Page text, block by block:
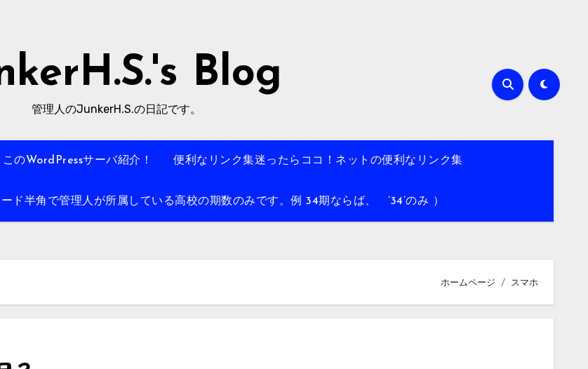
Blog
管理人のJunkerH.S.の日記です。
このWordPressサーバ紹介！ 便利なリンク集迷ったらココ！ネットの便利なリンク集
ド半角で管理人が所属している高校の期数のみです。例 34期ならば、 ’34’のみ ）
ホームページ スマホ